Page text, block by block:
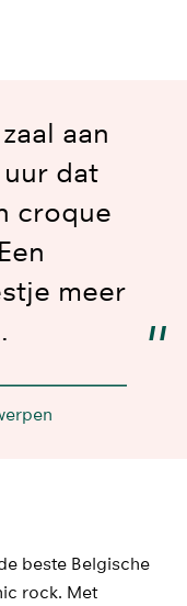
aan
dat
croque
meer
beste Belgische
rock. Met